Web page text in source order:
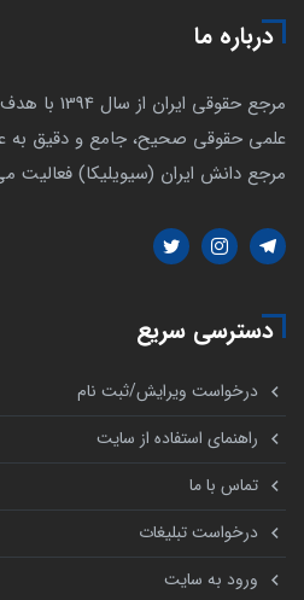
درباره ما
مرجع حقوقی
علمی حقوقی صحیح، جامع و دقیق به
مرجع دانش ایران (سیویلیکا) فعالیت
دسترسی سریع
درخواست ویرایش/ثبت نام
راهنمای استفاده از سایت
تماس با ما
درخواست تبلیغات
ورود به سایت